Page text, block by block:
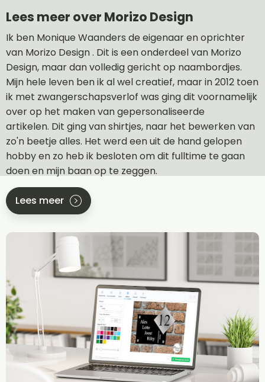
Lees meer over Morizo Design
Ik ben Monique Waanders de eigenaar en oprichter
van Morizo Design . Dit is een onderdeel van Morizo
Design, maar dan volledig gericht op naambordjes.
Mijn hele leven ben ik al wel creatief, maar in 2012 toen
ik met zwangerschapsverlof was ging dit voornamelijk
over op het maken van gepersonaliseerde
artikelen. Dit ging van shirtjes, naar het bewerken van
zo'n beetje alles. Het werd een uit de hand gelopen
hobby en zo heb ik besloten om dit fulltime te gaan
doen en mijn baan op te zeggen.
Lees meer